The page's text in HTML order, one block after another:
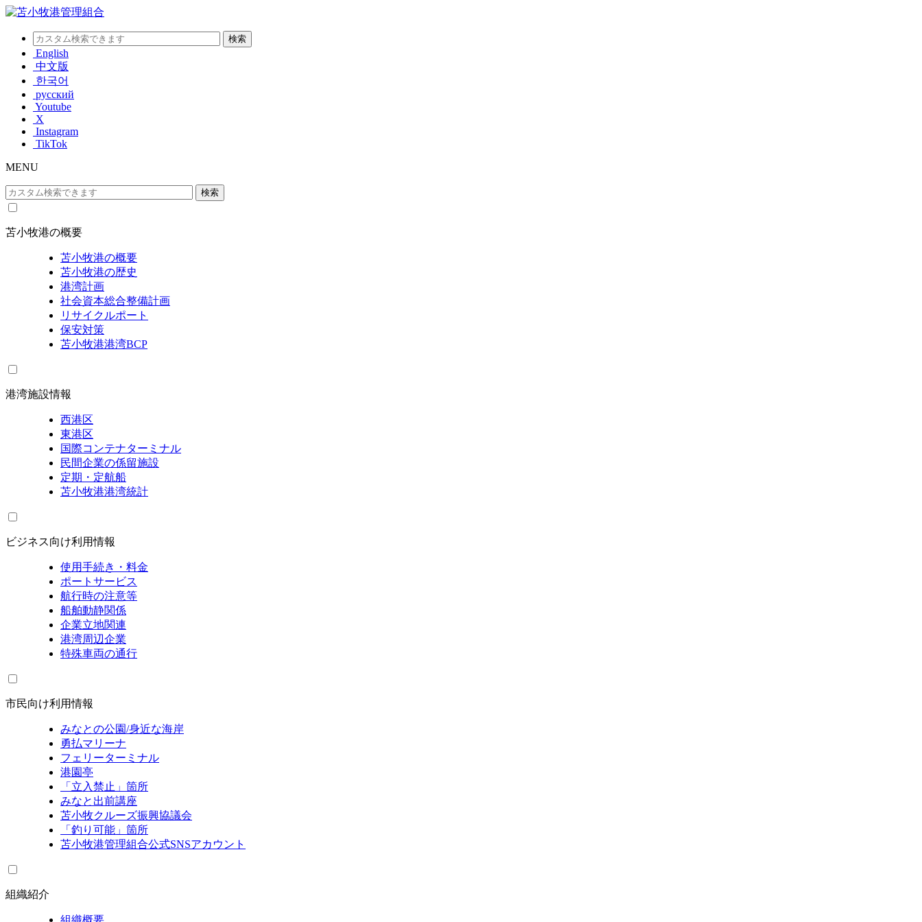
English
中文版
한국어
русский
Youtube
X
Instagram
TikTok
MENU
苫小牧港の概要
苫小牧港の概要
苫小牧港の歴史
港湾計画
社会資本総合整備計画
リサイクルポート
保安対策
苫小牧港港湾BCP
港湾施設情報
西港区
東港区
国際コンテナターミナル
民間企業の係留施設
定期・定航船
苫小牧港港湾統計
ビジネス向け利用情報
使用手続き・料金
ポートサービス
航行時の注意等
船舶動静関係
企業立地関連
港湾周辺企業
特殊車両の通行
市民向け利用情報
みなとの公園/身近な海岸
勇払マリーナ
フェリーターミナル
港園亭
「立入禁止」箇所
みなと出前講座
苫小牧クルーズ振興協議会
「釣り可能」箇所
苫小牧港管理組合公式SNSアカウント
組織紹介
組織概要